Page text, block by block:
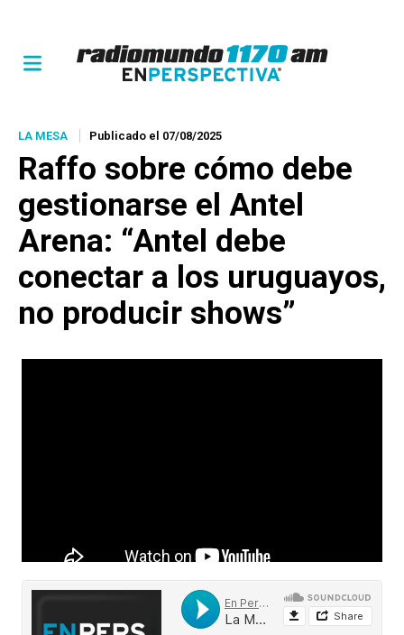
LA MESA Publicado el 07/08/2025
Raffo sobre cómo debe
gestionarse el Antel
Arena: “Antel debe
conectar a los uruguayos,
no producir shows”